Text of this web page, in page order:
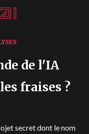
de l'IA
fraises ?
secret dont le nom